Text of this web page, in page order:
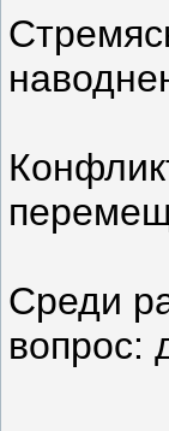
Среди
вопрос: